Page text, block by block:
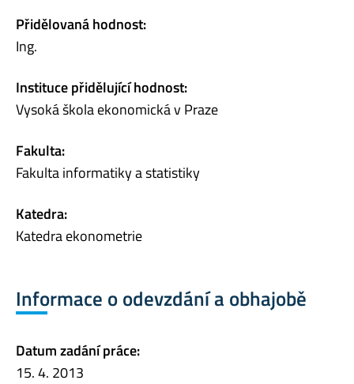
Přidělovaná hodnost:
Ing.
Instituce přidělující hodnost:
Vysoká škola ekonomická v Praze
Fakulta:
Fakulta informatiky a statistiky
Katedra:
Katedra ekonometrie
Informace o odevzdání a obhajobě
Datum zadání práce:
15. 4. 2013